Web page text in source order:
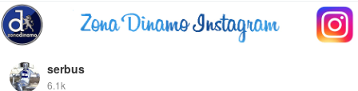
serbus
6.1k